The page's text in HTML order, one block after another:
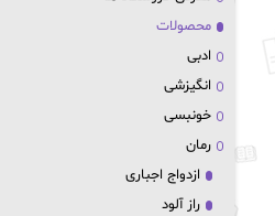
محصولات
ادبی
انگیزشی
خونبسی
رمان
ازدواج اجباری
راز آلود